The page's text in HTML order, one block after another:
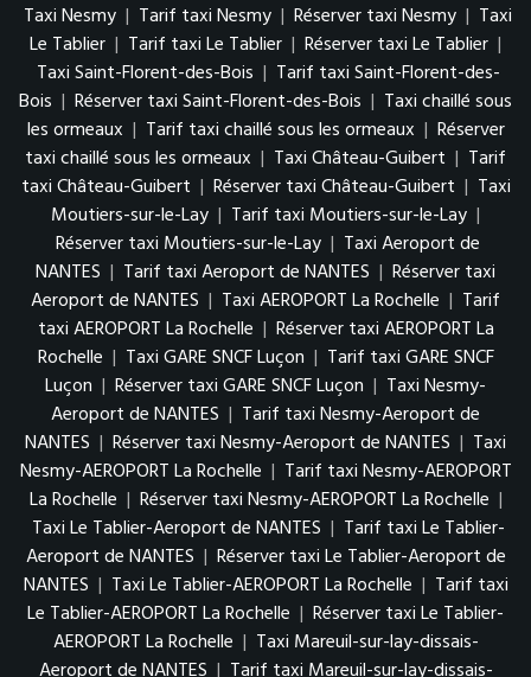
Taxi Nesmy | Tarif taxi Nesmy | Réserver taxi Nesmy | Taxi
Le Tablier | Tarif taxi Le Tablier | Réserver taxi Le Tablier |
Taxi Saint-Florent-des-Bois | Tarif taxi Saint-Florent-des-
Bois | Réserver taxi Saint-Florent-des-Bois | Taxi chaillé sous
les ormeaux | Tarif taxi chaillé sous les ormeaux | Réserver
taxi chaillé sous les ormeaux | Taxi Château-Guibert | Tarif
taxi Château-Guibert | Réserver taxi Château-Guibert | Taxi
Moutiers-sur-le-Lay | Tarif taxi Moutiers-sur-le-Lay |
Réserver taxi Moutiers-sur-le-Lay | Taxi Aeroport de
NANTES | Tarif taxi Aeroport de NANTES | Réserver taxi
Aeroport de NANTES | Taxi AEROPORT La Rochelle | Tarif
taxi AEROPORT La Rochelle | Réserver taxi AEROPORT La
Rochelle | Taxi GARE SNCF Luçon | Tarif taxi GARE SNCF
Luçon | Réserver taxi GARE SNCF Luçon | Taxi Nesmy-
Aeroport de NANTES | Tarif taxi Nesmy-Aeroport de
NANTES | Réserver taxi Nesmy-Aeroport de NANTES | Taxi
Nesmy-AEROPORT La Rochelle | Tarif taxi Nesmy-AEROPORT
La Rochelle | Réserver taxi Nesmy-AEROPORT La Rochelle |
Taxi Le Tablier-Aeroport de NANTES | Tarif taxi Le Tablier-
Aeroport de NANTES | Réserver taxi Le Tablier-Aeroport de
NANTES | Taxi Le Tablier-AEROPORT La Rochelle | Tarif taxi
Le Tablier-AEROPORT La Rochelle | Réserver taxi Le Tablier-
AEROPORT La Rochelle | Taxi Mareuil-sur-lay-dissais-